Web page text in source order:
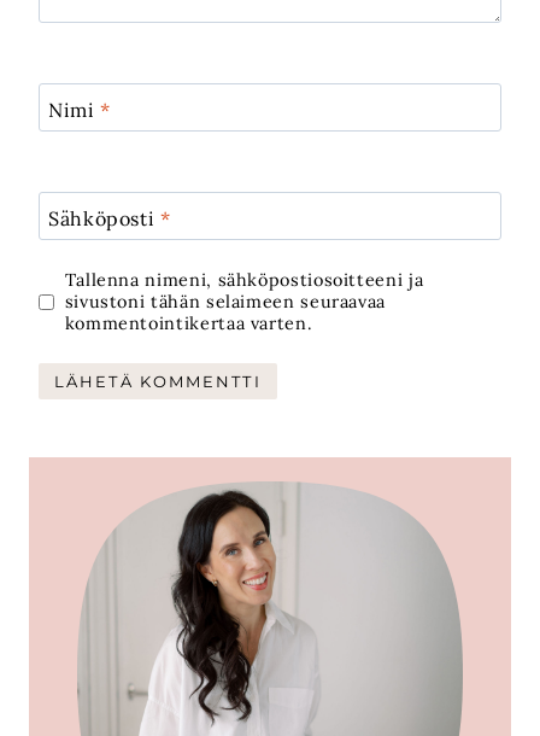
Nimi*
Sähköposti*
Tallenna nimeni, sähköpostiosoitteeni ja
sivustoni tähän selaimeen seuraavaa
kommentointikertaa varten.